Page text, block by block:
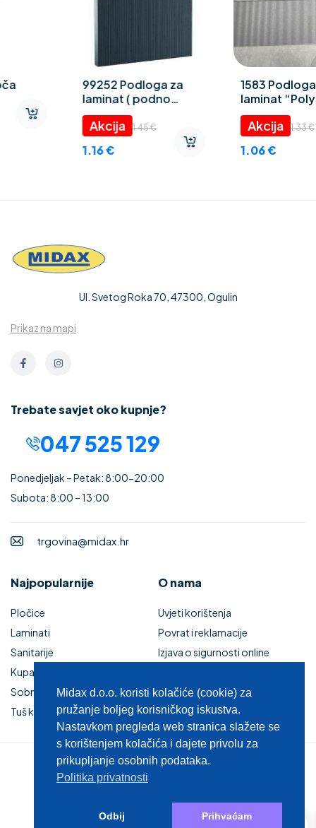
1583 Podloga za
laminat “Polystyrene
foam” 3 mm
1.33€
Laminat Truva 8 mm
9.95€
7.96
Ul. Svetog Roka 70, 47300, Ogulin
Prikaz na mapi
Trebate savjet oko kupnje?
047 525 129
Ponedjeljak – Petak: 8:00-20:00
Subota: 8:00 – 13:00
trgovina@midax.hr
Najpopularnije
Pločice
Laminati
Sanitarije
Kupaonski namještaj
Sobna vrata
Tuš kabine i kade
O nama
Uvjeti korištenja
Povrat i reklamacije
Izjava o sigurnosti online
Kupaonski namještaj
Zaštita privatnosti
© 2025 MIDAX d.o.o.
Midax d.o.o. koristi kolačiće (cookie) za
pružanje boljeg korisničkog iskustva.
Nastavkom pregleda web stranica slažete se
s korištenjem kolačića i dajete privolu za
prikupljanje osobnih podataka.
Politika privatnosti
Odbij Prihvaćam